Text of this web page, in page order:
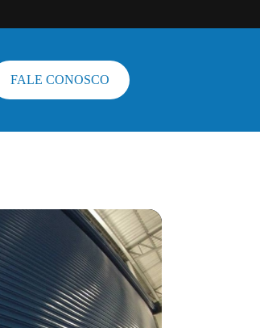
FALE CONOSCO